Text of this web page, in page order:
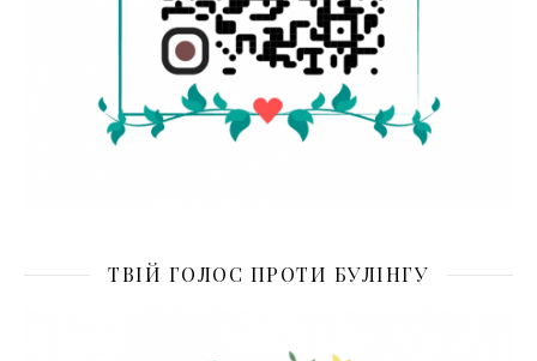
ТВІЙ ГОЛОС ПРОТИ БУЛІНГУ